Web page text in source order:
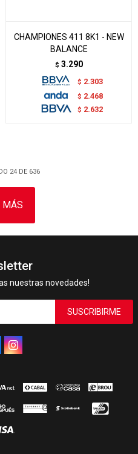
CHAMPIONES 411 8K1 - NEW
BALANCE
$ 3.290
$ 2.303
$ 2.468
$ 2.632
24DE 636
MÁS
nuestras novedades!
SUSCRIBIRME
